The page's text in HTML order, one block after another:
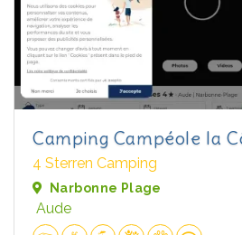
Camping Campéole la
4 Sterren Camping
Narbonne Plage
Aude